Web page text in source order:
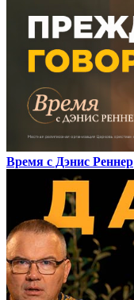
Время с Дэнис Реннер